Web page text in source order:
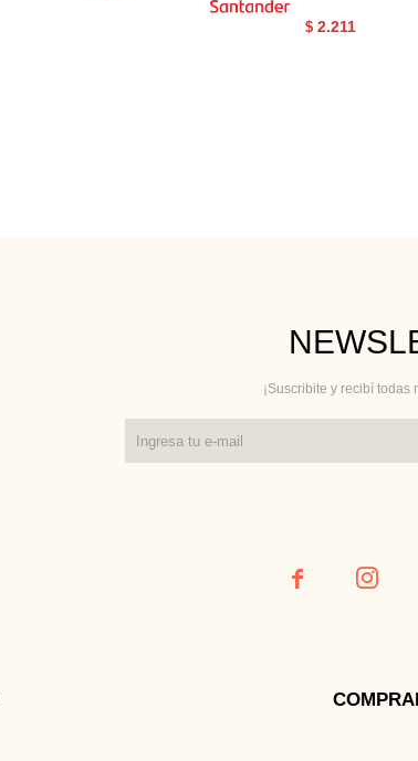
$ 2.211
¡Suscribite y recibí todas
 